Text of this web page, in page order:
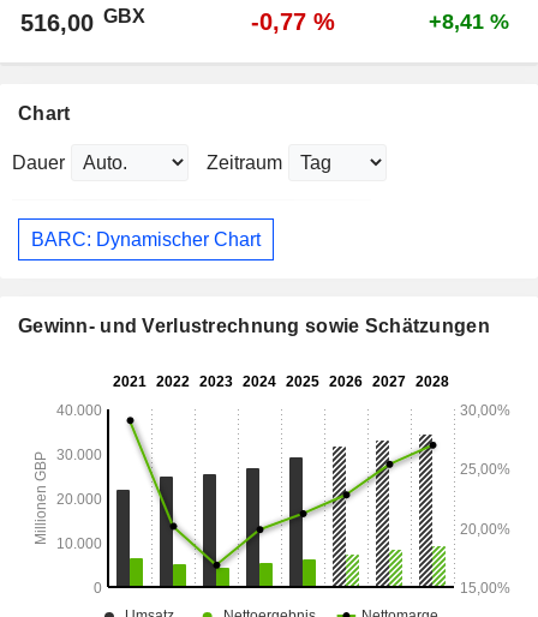
516,00 GBX -0,77 % +8,41 %
Chart
Dauer Zeitraum
BARC: Dynamischer Chart
Gewinn- und Verlustrechnung sowie Schätzungen